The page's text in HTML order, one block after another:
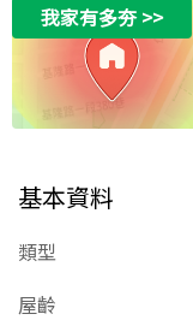
我家有多夯>>
基本資料
類型
屋齡